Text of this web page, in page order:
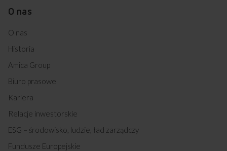
O nas
O nas
Historia
Amica Group
Biuro prasowe
Kariera
Relacje inwestorskie
ESG – środowisko, ludzie, ład zarządczy
Fundusze Europejskie